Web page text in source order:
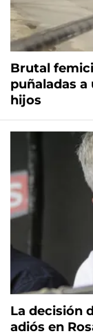
Brutal
puñaladas
hijos
La decisión
adiós en